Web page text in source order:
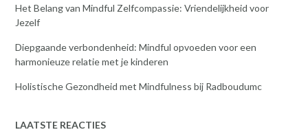
Het Belang van Mindful Zelfcompassie: Vriendelijkheid voor
Jezelf
Diepgaande verbondenheid: Mindful opvoeden voor een
harmonieuze relatie met je kinderen
Holistische Gezondheid met Mindfulness bij Radboudumc
LAATSTE REACTIES